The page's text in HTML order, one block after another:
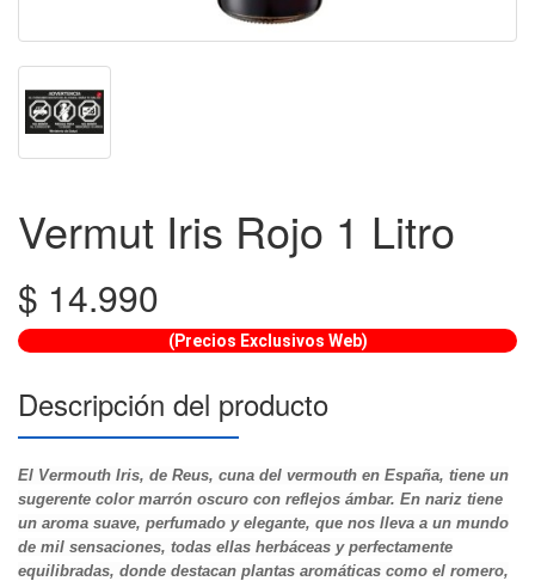
Vermut Iris Rojo 1 Litro
$ 14.990
(Precios Exclusivos Web)
Descripción del producto
El Vermouth Iris, de Reus, cuna del vermouth en España, tiene un
sugerente color marrón oscuro con reflejos ámbar. En nariz tiene
un aroma suave, perfumado y elegante, que nos lleva a un mundo
de mil sensaciones, todas ellas herbáceas y perfectamente
equilibradas, donde destacan plantas aromáticas como el romero,